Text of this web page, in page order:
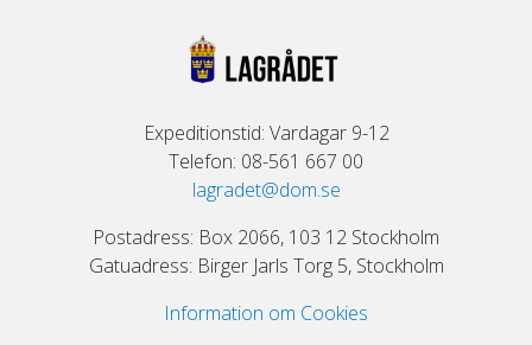
Expeditionstid: Vardagar 9-12
Telefon: 08-561 667 00
lagradet@dom.se
Postadress: Box 2066, 103 12 Stockholm
Gatuadress: Birger Jarls Torg 5, Stockholm
Information om Cookies